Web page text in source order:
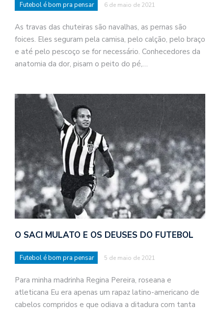
Futebol é bom pra pensar 6 de maio de 2021
As travas das chuteiras são navalhas, as pernas são
foices. Eles seguram pela camisa, pelo calção, pelo braço
e até pelo pescoço se for necessário. Conhecedores da
anatomia da dor, pisam o peito do pé,…
O SACI MULATO E OS DEUSES DO FUTEBOL
Futebol é bom pra pensar 5 de maio de 2021
Para minha madrinha Regina Pereira, roseana e
atleticana Eu era apenas um rapaz latino-americano de
cabelos compridos e que odiava a ditadura com tanta